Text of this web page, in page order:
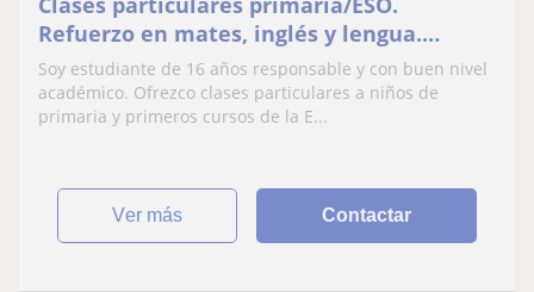
Refuerzo en mates, inglés y lengua.
Disponible tardes y fines de semana
Soy estudiante de 16 años responsable y con buen nivel
académico. Ofrezco clases particulares a niños de
primaria y primeros cursos de la E...
ver más Contactar